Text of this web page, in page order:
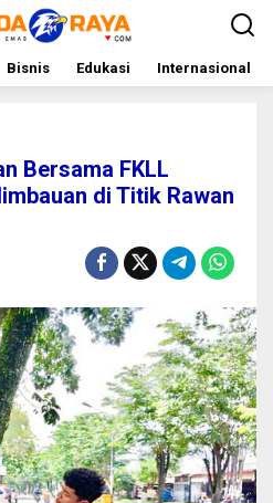
Bisnis Edukasi Internasional
Bersama FKLL
di Titik Rawan